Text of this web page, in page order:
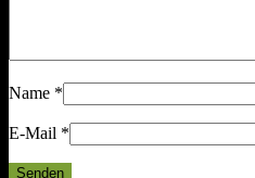
Name *
E-Mail *